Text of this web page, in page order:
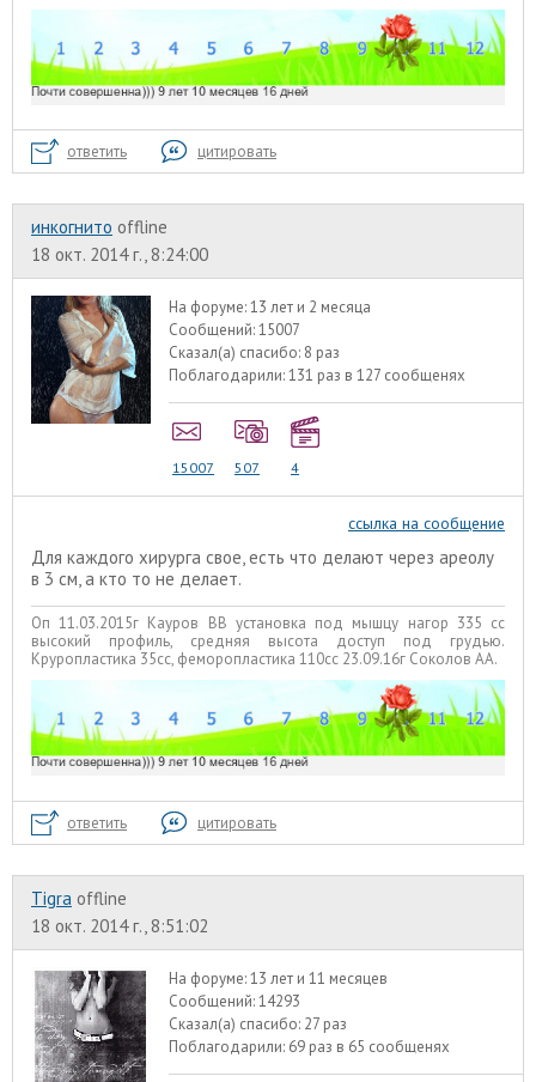
ответить цитировать
инкогнито offline
18 окт. 2014 г., 8:24:00
На форуме:13 лет и 2 месяца
Сообщений:15007
Сказал(а) спасибо: 8 раз
Поблагодарили:131 раз в 127 сообщенях
15007 507 4
ссылка на сообщение
Для каждого хирурга свое, есть что делают через ареолу
в 3 см, а кто то не делает.
Оп 11.03.2015г Кауров ВВ установка под мышцу нагор 335 сс
высокий профиль, средняя высота доступ под грудью.
Круропластика 35сс, феморопластика 110сс 23.09.16г Соколов АА.
ответить цитировать
Tigra offline
18 окт. 2014 г., 8:51:02
На форуме:13 лет и 11 месяцев
Сообщений:14293
Сказал(а) спасибо: 27 раз
Поблагодарили: 69 раз в 65 сообщенях